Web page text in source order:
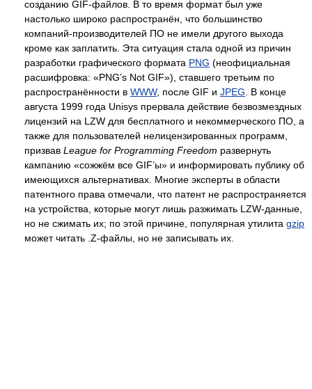
созданию GIF-файлов. В то время формат был уже
настолько широко распространён, что большинство
компаний-производителей ПО не имели другого выхода
кроме как заплатить. Эта ситуация стала одной из причин
разработки графического формата PNG (неофициальная
расшифровка: «PNG’s Not GIF»), ставшего третьим по
распространённости в WWW, после GIF и JPEG. В конце
августа 1999 года Unisys прервала действие безвозмездных
лицензий на LZW для бесплатного и некоммерческого ПО, а
также для пользователей нелицензированных программ,
призвав League for Programming Freedom развернуть
кампанию «сожжём все GIF’ы» и информировать публику об
имеющихся альтернативах. Многие эксперты в области
патентного права отмечали, что патент не распространяется
на устройства, которые могут лишь разжимать LZW-данные,
но не сжимать их; по этой причине, популярная утилита gzip
может читать .Z-файлы, но не записывать их.